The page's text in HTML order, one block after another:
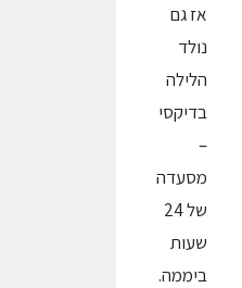
אז גם
נולד
הלילה
בדיקסי
–
מסעדה
של 24
שעות
ביממה.